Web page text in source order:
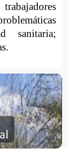
sanitaria;